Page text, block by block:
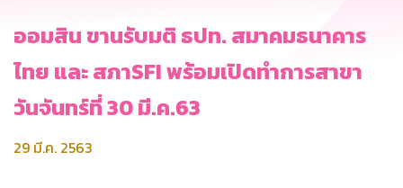
ออมสิน ขานรับมติ ธปท. สมาคมธนาคาร
ไทย และ สภาSFI พร้อมเปิดทำการสาขา
วันจันทร์ที่ 30 มี.ค.63
29 มี.ค. 2563